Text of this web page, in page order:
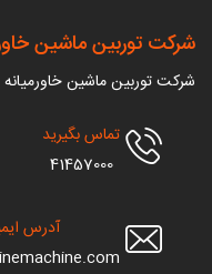
توربین ماشین خاورمیانه
ماشین خاورمیانه اولین
تماس بگیرید
41457000
آدرس ایمیل